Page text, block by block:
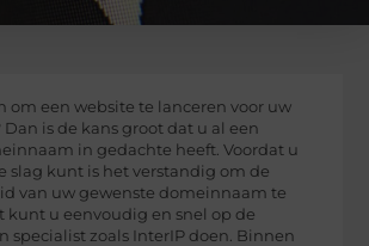
om een website te lanceren voor uw
is de kans groot dat u al een
in gedachte heeft. Voordat u
slag kunt is het verstandig om de
van uw gewenste domeinnaam te
kunt u eenvoudig en snel op de
specialist zoals InterIP doen. Binnen